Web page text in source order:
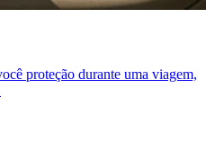
proteção durante uma viagem,